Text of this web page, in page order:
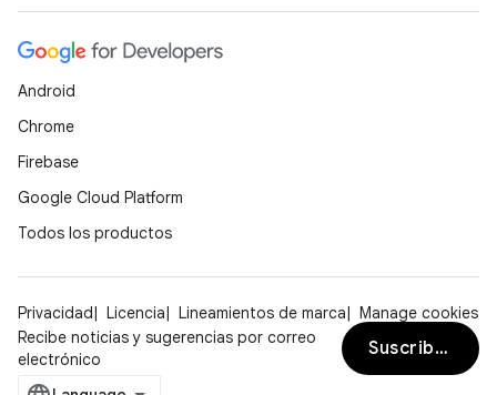
Android
Chrome
Firebase
Google Cloud Platform
Todos los productos
Privacidad Licencia Lineamientos de marca
Manage cookies
Recibe noticias y sugerencias por correo
electrónico
Suscribirse